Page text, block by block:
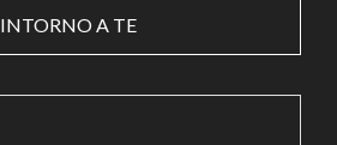
INTORNO A TE